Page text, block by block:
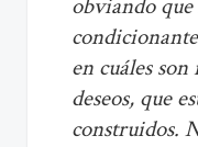
obviando
en cuáles
deseos, que
construidos.